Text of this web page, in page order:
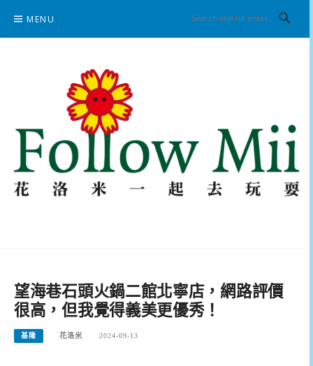
content
MENU
望海巷石頭火鍋二館北寧店，網路評價
很高，但我覺得義美更優秀！
基隆 花洛米 2024-09-13